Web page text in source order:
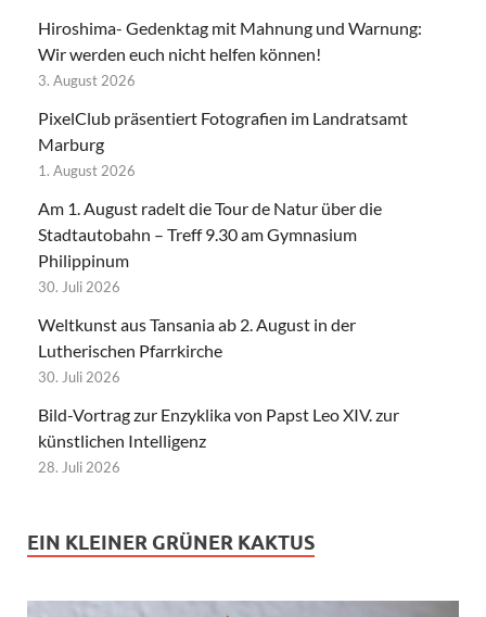
Hiroshima- Gedenktag mit Mahnung und Warnung:
Wir werden euch nicht helfen können!
3. August 2026
PixelClub präsentiert Fotografien im Landratsamt
Marburg
1. August 2026
Am 1. August radelt die Tour de Natur über die
Stadtautobahn – Treff 9.30 am Gymnasium
Philippinum
30. Juli 2026
Weltkunst aus Tansania ab 2. August in der
Lutherischen Pfarrkirche
30. Juli 2026
Bild-Vortrag zur Enzyklika von Papst Leo XIV. zur
künstlichen Intelligenz
28. Juli 2026
EIN KLEINER GRÜNER KAKTUS